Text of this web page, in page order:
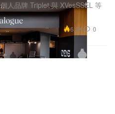
人品牌 Triplet 與 XVesSSEL 等
6.2K 0